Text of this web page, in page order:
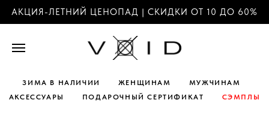
АКЦИЯ-ЛЕТНИЙ ЦЕНОПАД | СКИДКИ ОТ 10 ДО 60%
ЗИМА В НАЛИЧИИ ЖЕНЩИНАМ
МУЖЧИНАМ
АКСЕССУАРЫ
ПОДАРОЧНЫЙ СЕРТИФИКАТ СЭМПЛЫ